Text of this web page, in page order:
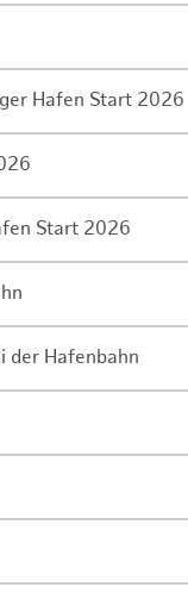
Hafen Start 2026
Start 2026
der Hafenbahn